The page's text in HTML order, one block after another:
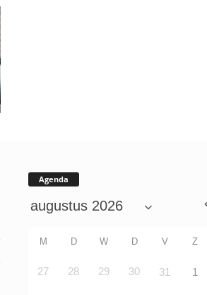
Agenda
M D W D V Z
27 28 29 30 31 1